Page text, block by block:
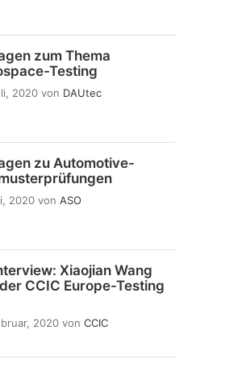
zum Thema
Testing
2020 von DAUtec
zu Automotive-
2020 von ASO
Xiaojian Wang
CCIC Europe-Testing
2020 von CCIC